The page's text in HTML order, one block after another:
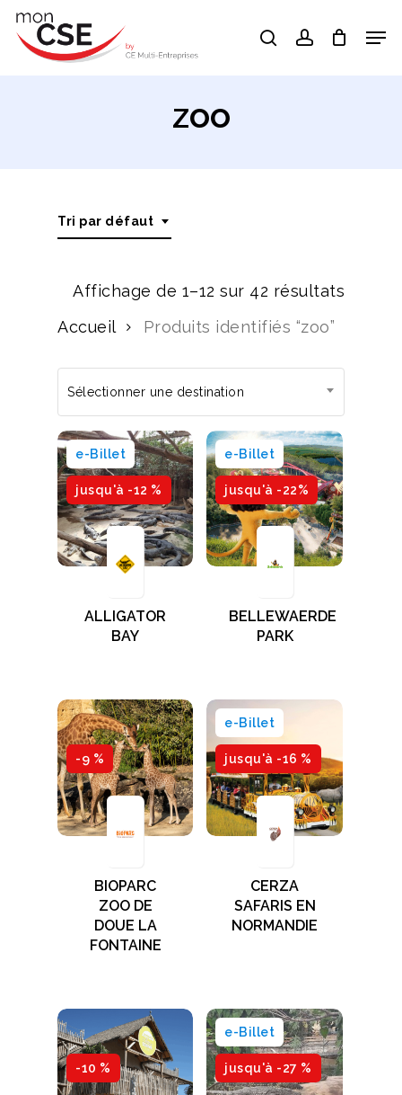
Skip
searchaccount
zoo
Tri par défaut
Affichage de 1–12 sur 42 résultats
Accueil
Produits identifiés “zoo”
Sélectionner une destination
jusqu'à -12 %
e-Billet
ALLIGATOR
BAY
jusqu'à -22%
e-Billet
BELLEWAERDE
PARK
-9 %
BIOPARC
ZOO DE
DOUE LA
FONTAINE
jusqu'à -16 %
e-Billet
CERZA
SAFARIS EN
NORMANDIE
-10 % jusqu'à -27 %
e-Billet